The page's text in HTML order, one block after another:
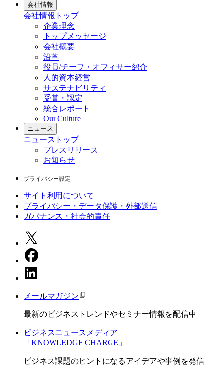
会社情報
会社情報 トップ
企業理念
トップメッセージ
会社概要
沿革
役員/チーフ・オフィサー紹介
人的資本経営
サステナビリティ
受賞・認定
統合レポート
Our Culture
ニュース
ニュース トップ
プレスリリース
お知らせ
プライバシー設定
サイト利用について
プライバシー・データ保護・外部送信
ガバナンス・社会的責任
メールマガジン
最新のビジネストレンドやセミナー情報を配信中
ビジネスニュースメディア
「KNOWLEDGE CHARGE」
ビジネス課題のヒントになるアイデアや事例を発信